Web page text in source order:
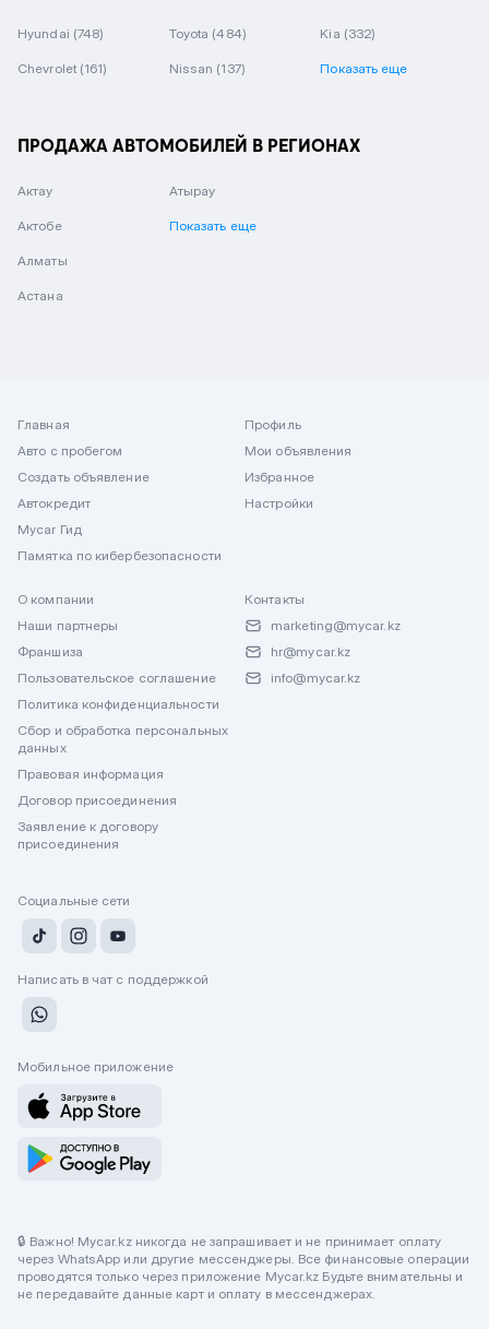
Hyundai (748) Toyota (484) Kia (332)
Chevrolet (161) Nissan (137) Показать еще
ПРОДАЖА АВТОМОБИЛЕЙ В РЕГИОНАХ
Актау
Актобе
Алматы
Астана
Атырау
Показать еще
Главная
Авто с пробегом
Создать объявление
Автокредит
Mycar Гид
Памятка по кибербезопасности
Профиль
Мои объявления
Избранное
Настройки
О компании
Наши партнеры
Франшиза
Пользовательское соглашение
Политика конфиденциальности
Сбор и обработка персональных
данных
Правовая информация
Договор присоединения
Заявление к договору
присоединения
Контакты
marketing@mycar.kz
hr@mycar.kz
info@mycar.kz
Социальные сети
Написать в чат с поддержкой
Мобильное приложение
🔒 Важно! Mycar.kz никогда не запрашивает и не принимает оплату
через WhatsApp или другие мессенджеры. Все финансовые операции
проводятся только через приложение Mycar.kz Будьте внимательны и
не передавайте данные карт и оплату в мессенджерах.